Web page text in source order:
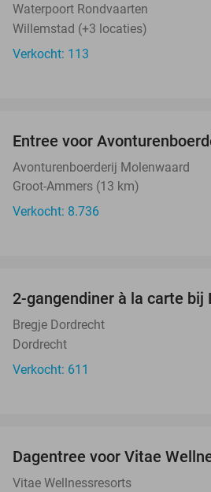
Waterpoort Rondvaarten
Willemstad (+3 locaties)
Verkocht: 113
Entree voor
Avonturenboerderij Molenwaard
Groot-Ammers (13 km)
Verkocht: 8.736
2-gangendiner à la carte bij
Bregje Dordrecht
Dordrecht
Verkocht: 611
Dagentree voor Vitae
Vitae Wellnessresorts